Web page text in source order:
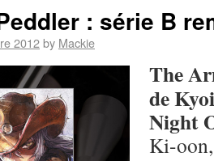
: série B
2012by Mackie
The
de
Night
Ki-